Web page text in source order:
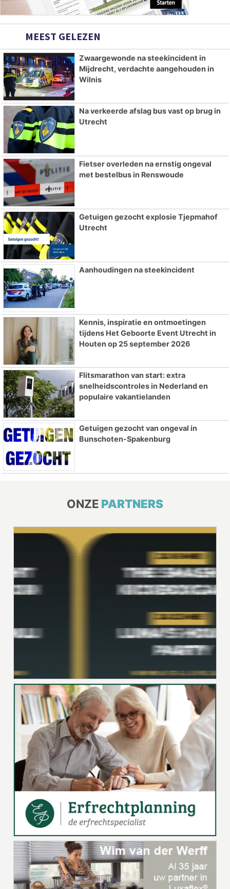
MEEST GELEZEN
Zwaargewonde na steekincident in
Mijdrecht, verdachte aangehouden in
Wilnis
Na verkeerde afslag bus vast op brug in
Utrecht
Fietser overleden na ernstig ongeval
met bestelbus in Renswoude
Getuigen gezocht explosie Tjepmahof
Utrecht
Aanhoudingen na steekincident
Kennis, inspiratie en ontmoetingen
tijdens Het Geboorte Event Utrecht in
Houten op 25 september 2026
Flitsmarathon van start: extra
snelheidscontroles in Nederland en
populaire vakantielanden
Getuigen gezocht van ongeval in
Bunschoten-Spakenburg
ONZE PARTNERS